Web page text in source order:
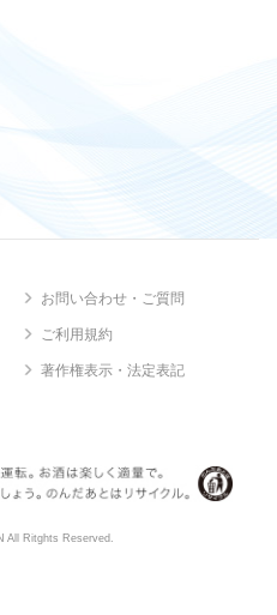
お問い合わせ・ご質問
ご利用規約
著作権表示・法定表記
All Ritghts Reserved.